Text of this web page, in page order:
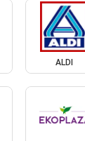
ALDI